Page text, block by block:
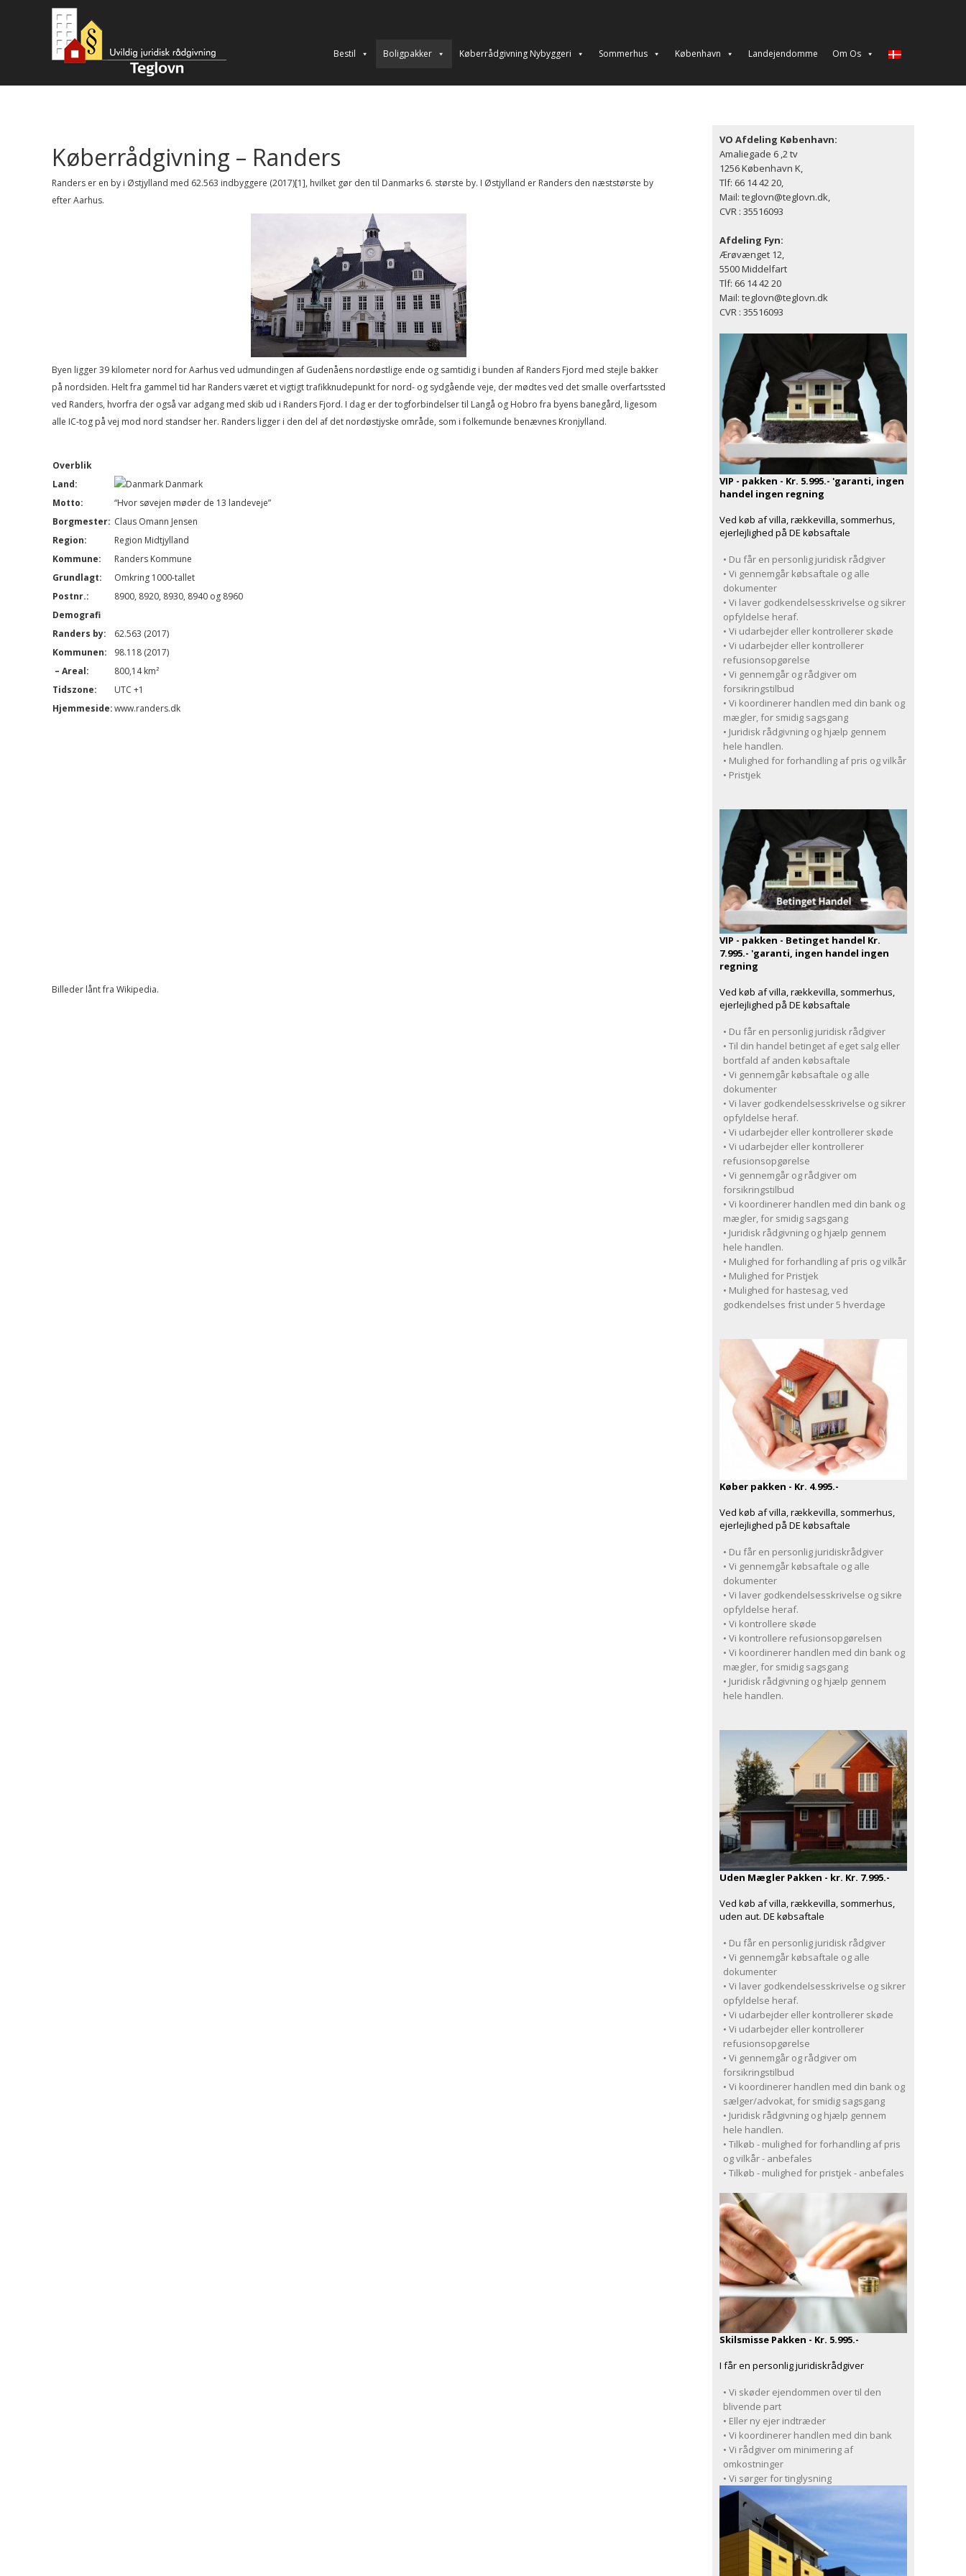
Bestil Boligpakker Køberrådgivning Nybyggeri Sommerhus København Landejendomme Om Os
Køberrådgivning – Randers
Randers er en by i Østjylland med 62.563 indbyggere (2017)[1], hvilket gør den til Danmarks 6. største by. I Østjylland er Randers den næststørste by
efter Aarhus.
Byen ligger 39 kilometer nord for Aarhus ved udmundingen af Gudenåens nordøstlige ende og samtidig i bunden af Randers Fjord med stejle bakker
på nordsiden. Helt fra gammel tid har Randers været et vigtigt trafikknudepunkt for nord- og sydgående veje, der mødtes ved det smalle overfartssted
ved Randers, hvorfra der også var adgang med skib ud i Randers Fjord. I dag er der togforbindelser til Langå og Hobro fra byens banegård, ligesom
alle IC-tog på vej mod nord standser her. Randers ligger i den del af det nordøstjyske område, som i folkemunde benævnes Kronjylland.
Overblik
Land:
Danmark
Motto:
“Hvor søvejen møder de 13 landeveje”
Borgmester: Claus Omann Jensen
Region:
Region Midtjylland
Kommune:
Randers Kommune
Grundlagt:
Omkring 1000-tallet
Postnr.:
8900, 8920, 8930, 8940 og 8960
Demografi
Randers by:
62.563 (2017)
Kommunen:
98.118 (2017)
– Areal:
800,14 km²
Tidszone:
UTC +1
Hjemmeside:www.randers.dk
Billeder lånt fra Wikipedia.
VO Afdeling København:
Amaliegade 6 ,2 tv
1256 København K,
Tlf: 66 14 42 20,
Mail: teglovn@teglovn.dk,
CVR : 35516093
Afdeling Fyn:
Ærøvænget 12,
5500 Middelfart
Tlf: 66 14 42 20
Mail: teglovn@teglovn.dk
CVR : 35516093
VIP - pakken - Kr. 5.995.- 'garanti, ingen
handel ingen regning
Ved køb af villa, rækkevilla, sommerhus,
ejerlejlighed på DE købsaftale
• Du får en personlig juridisk rådgiver
• Vi gennemgår købsaftale og alle
dokumenter
• Vi laver godkendelsesskrivelse og sikrer
opfyldelse heraf.
• Vi udarbejder eller kontrollerer skøde
• Vi udarbejder eller kontrollerer
refusionsopgørelse
• Vi gennemgår og rådgiver om
forsikringstilbud
• Vi koordinerer handlen med din bank og
mægler, for smidig sagsgang
• Juridisk rådgivning og hjælp gennem
hele handlen.
• Mulighed for forhandling af pris og vilkår
• Pristjek
VIP - pakken - Betinget handel Kr.
7.995.- 'garanti, ingen handel ingen
regning
Ved køb af villa, rækkevilla, sommerhus,
ejerlejlighed på DE købsaftale
• Du får en personlig juridisk rådgiver
• Til din handel betinget af eget salg eller
bortfald af anden købsaftale
• Vi gennemgår købsaftale og alle
dokumenter
• Vi laver godkendelsesskrivelse og sikrer
opfyldelse heraf.
• Vi udarbejder eller kontrollerer skøde
• Vi udarbejder eller kontrollerer
refusionsopgørelse
• Vi gennemgår og rådgiver om
forsikringstilbud
• Vi koordinerer handlen med din bank og
mægler, for smidig sagsgang
• Juridisk rådgivning og hjælp gennem
hele handlen.
• Mulighed for forhandling af pris og vilkår
• Mulighed for Pristjek
• Mulighed for hastesag, ved
godkendelses frist under 5 hverdage
Køber pakken - Kr. 4.995.-
Ved køb af villa, rækkevilla, sommerhus,
ejerlejlighed på DE købsaftale
• Du får en personlig juridiskrådgiver
• Vi gennemgår købsaftale og alle
dokumenter
• Vi laver godkendelsesskrivelse og sikre
opfyldelse heraf.
• Vi kontrollere skøde
• Vi kontrollere refusionsopgørelsen
• Vi koordinerer handlen med din bank og
mægler, for smidig sagsgang
• Juridisk rådgivning og hjælp gennem
hele handlen.
Uden Mægler Pakken - kr. Kr. 7.995.-
Ved køb af villa, rækkevilla, sommerhus,
uden aut. DE købsaftale
• Du får en personlig juridisk rådgiver
• Vi gennemgår købsaftale og alle
dokumenter
• Vi laver godkendelsesskrivelse og sikrer
opfyldelse heraf.
• Vi udarbejder eller kontrollerer skøde
• Vi udarbejder eller kontrollerer
refusionsopgørelse
• Vi gennemgår og rådgiver om
forsikringstilbud
• Vi koordinerer handlen med din bank og
sælger/advokat, for smidig sagsgang
• Juridisk rådgivning og hjælp gennem
hele handlen.
• Tilkøb - mulighed for forhandling af pris
og vilkår - anbefales
• Tilkøb - mulighed for pristjek - anbefales
Skilsmisse Pakken - Kr. 5.995.-
I får en personlig juridiskrådgiver
• Vi skøder ejendommen over til den
blivende part
• Eller ny ejer indtræder
• Vi koordinerer handlen med din bank
• Vi rådgiver om minimering af
omkostninger
• Vi sørger for tinglysning